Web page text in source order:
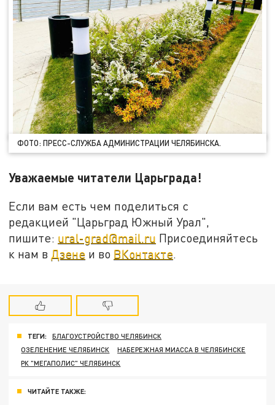
ФОТО: ПРЕСС-СЛУЖБА АДМИНИСТРАЦИИ ЧЕЛЯБИНСКА.
Уважаемые читатели Царьграда!
Если вам есть чем поделиться с
редакцией "Царьград Южный Урал",
пишите: ural-grad@mail.ru Присоединяйтесь
к нам в Дзене и во ВКонтакте.
ТЕГИ:
БЛАГОУСТРОЙСТВО ЧЕЛЯБИНСК
ОЗЕЛЕНЕНИЕ ЧЕЛЯБИНСК
НАБЕРЕЖНАЯ МИАССА В ЧЕЛЯБИНСКЕ
РК "МЕГАПОЛИС" ЧЕЛЯБИНСК
ЧИТАЙТЕ ТАКЖЕ: